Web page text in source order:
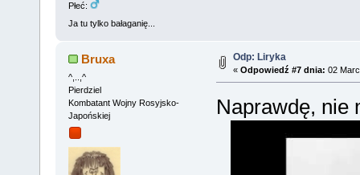
Płeć:
Ja tu tylko bałaganię...
Bruxa
^,..,^
Pierdziel
Kombatant Wojny Rosyjsko-
Japońskiej
Odp: Liryka
« Odpowiedź #7 dnia: 02
Naprawdę, nie